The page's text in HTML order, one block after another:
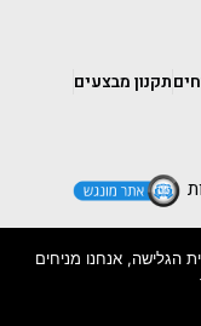
תקנון מבצעים
הגלישה, אנחנו מניחים